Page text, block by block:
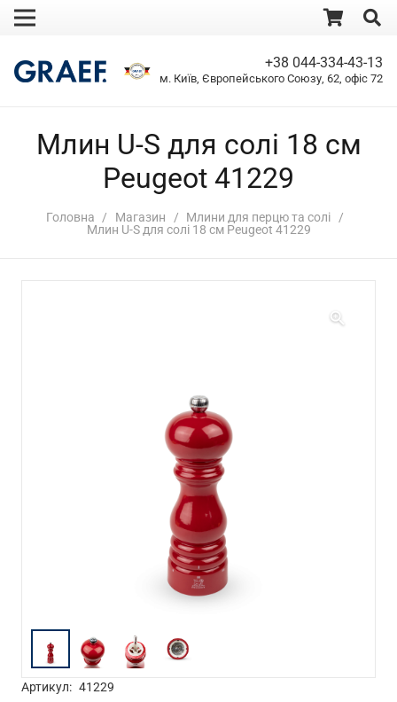
+38 044-334-43-13
м. Київ, Європейського Союзу, 62, офіс 72
Млин U-S для солі 18 см
Peugeot 41229
Головна / Магазин / Млини для перцю та солі /
Млин U-S для солі 18 см Peugeot 41229
Артикул: 41229